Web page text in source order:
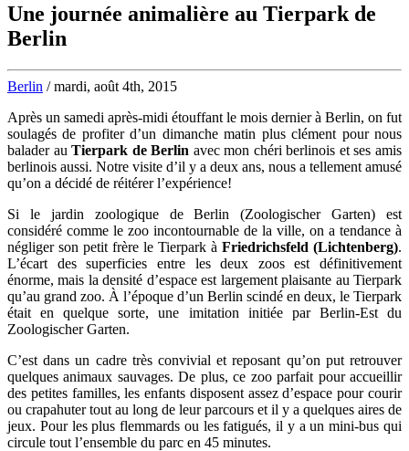
Une journée animalière au Tierpark de
Berlin
Berlin / mardi, août 4th, 2015
Après un samedi après-midi étouffant le mois dernier à Berlin, on fut
soulagés de profiter d’un dimanche matin plus clément pour nous
balader auTierpark de Berlin avec mon chéri berlinois et ses amis
berlinois aussi. Notre visite d’il y a deux ans, nous a tellement amusé
qu’on a décidé de réitérer l’expérience!
Si le jardin zoologique de Berlin (Zoologischer Garten) est
considéré comme le zoo incontournable de la ville, on a tendance à
négliger son petit frère le Tierpark à Friedrichsfeld (Lichtenberg).
L’écart des superficies entre les deux zoos est définitivement
énorme, mais la densité d’espace est largement plaisante au Tierpark
qu’au grand zoo. À l’époque d’un Berlin scindé en deux, le Tierpark
était en quelque sorte, une imitation initiée par Berlin-Est du
Zoologischer Garten.
C’est dans un cadre très convivial et reposant qu’on put retrouver
quelques animaux sauvages. De plus, ce zoo parfait pour accueillir
des petites familles, les enfants disposent assez d’espace pour courir
ou crapahuter tout au long de leur parcours et il y a quelques aires de
jeux. Pour les plus flemmards ou les fatigués, il y a un mini-bus qui
circule tout l’ensemble du parc en 45 minutes.